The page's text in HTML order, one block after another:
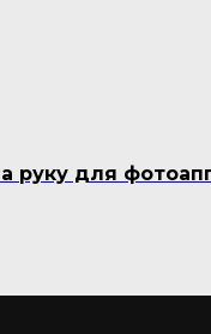
руку для